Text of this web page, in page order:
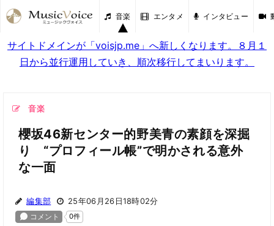
音楽 エンタメ インタビュー
サイトドメインが「voisjp.me」へ新しくなります。８月１
日から並行運用していき、順次移行してまいります。
音楽
櫻坂46新センター的野美青の素顔を深掘
り “プロフィール帳”で明かされる意外
な一面
編集部 25年06月26日18時02分